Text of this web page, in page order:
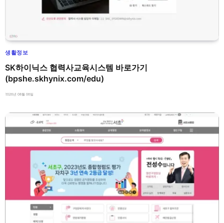
생활정보
SK하이닉스 협력사교육시스템 바로가기
(bpshe.skhynix.com/edu)
2026년 08월 06일